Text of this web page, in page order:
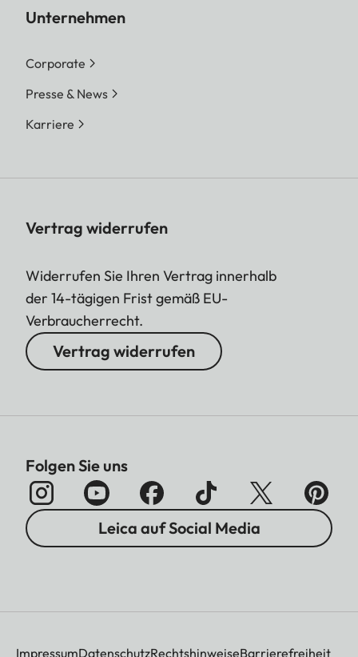
Unternehmen
Corporate
Presse & News
Karriere
Vertrag widerrufen
Widerrufen Sie Ihren Vertrag innerhalb
der 14-tägigen Frist gemäß EU-
Verbraucherrecht.
Vertrag widerrufen
Folgen Sie uns
Leica auf Social Media
ImpressumDatenschutzRechtshinweiseBarrierefreiheit